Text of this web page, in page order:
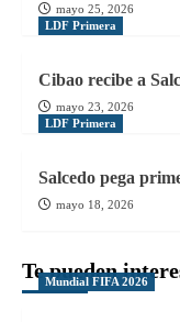
mayo 25, 2026
LDF Primera
Cibao recibe a
mayo 23, 2026
LDF Primera
Salcedo pega
mayo 18, 2026
Te pueden
Mundial FIFA 2026